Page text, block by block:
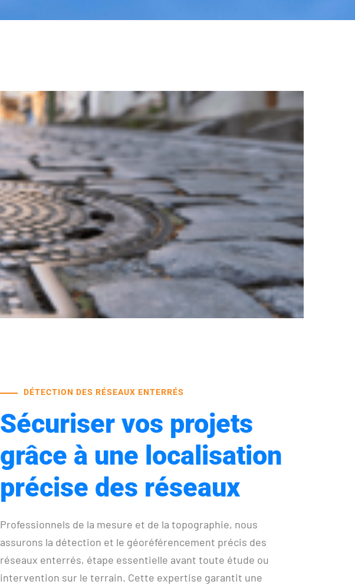
DÉTECTION DES RÉSEAUX ENTERRÉS
Sécuriser vos projets
grâce à une localisation
précise des réseaux
Professionnels de la mesure et de la topographie, nous
assurons la détection et le géoréférencement précis des
réseaux enterrés, étape essentielle avant toute étude ou
intervention sur le terrain. Cette expertise garantit une